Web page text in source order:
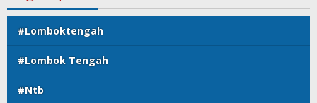
#Lomboktengah
#Lombok Tengah
#Ntb